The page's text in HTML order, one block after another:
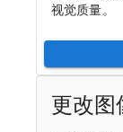
视觉质量。
更改图